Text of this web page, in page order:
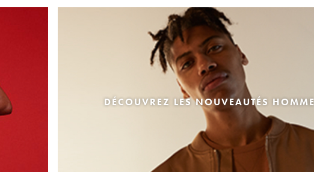
DÉCOUVREZ LES NOUVEAUTÉS HOMME